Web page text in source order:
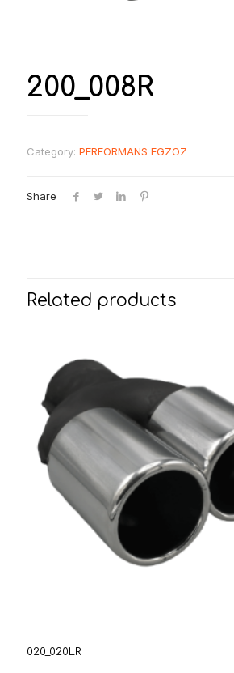
200_008R
Category: PERFORMANS EGZOZ
Share
Related products
020_020LR